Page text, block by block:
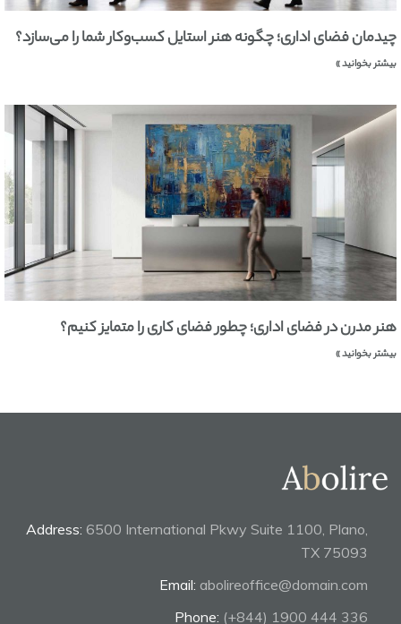
چیدمان فضای اداری؛ چگونه هنر استایل کسب‌وکار شما را می‌سازد؟
بیشتر بخوانید »
هنر مدرن در فضای اداری؛ چطور فضای کاری را متمایز کنیم؟
بیشتر بخوانید »
Address: 6500 International Pkwy Suite 1100, Plano,
TX 75093
Email: abolireoffice@domain.com
Phone: (+844) 1900 444 336